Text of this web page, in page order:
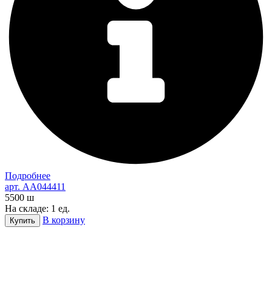
Подробнее
арт. AA044411
5500 ш
На складе: 1 ед.
Купить В корзину